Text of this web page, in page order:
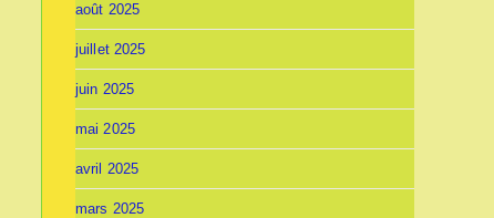
août 2025
juillet 2025
juin 2025
mai 2025
avril 2025
mars 2025